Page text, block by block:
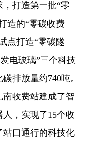
，打造第一批“零
造的“零碳收费
点打造“零碳隧
电玻璃”三个科技
排放量约740吨。
南收费站建成了智
人，实现了15个收
站口通行的科技化